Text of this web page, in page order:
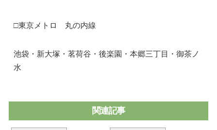
□東京メトロ 丸の内線
池袋・新大塚・茗荷谷・後楽園・本郷三丁目・御茶ノ
水
関連記事